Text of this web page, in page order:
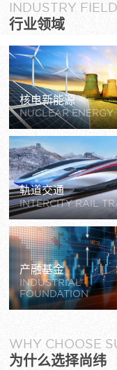
INDUSTRY FIELD
行业领域
核电新能源
NUCLEAR ENERGY
轨道交通
INTERCITY RAIL
产融基金
INDUSTRIAL
FOUNDATION
WHY CHOOSE
为什么选择尚纬